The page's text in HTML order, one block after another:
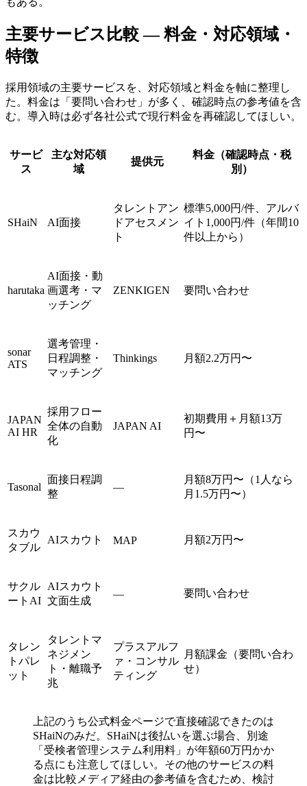
主要サービス比較 — 料金・対応領域・
特徴
採用領域の主要サービスを、対応領域と料金を軸に整理し
た。料金は「要問い合わせ」が多く、確認時点の参考値を含
む。導入時は必ず各社公式で現行料金を再確認してほしい。
サービ
ス
主な対応領
域
提供元
料金（確認時点・税
別）
SHaiN AI面接
タレントアン
ドアセスメン
ト
標準5,000円/件、アルバ
イト1,000円/件（年間10
件以上から）
harutaka
AI面接・動
画選考・マ
ッチング
ZENKIGEN 要問い合わせ
sonar
ATS
選考管理・
日程調整・
マッチング
Thinkings 月額2.2万円〜
JAPAN
AI HR
採用フロー
全体の自動
化
JAPAN AI
初期費用＋月額13万
円〜
Tasonal
面接日程調
整
—
月額8万円〜（1人なら
月1.5万円〜）
スカウ
タブル
AIスカウト MAP 月額2万円〜
サクル
ートAI
AIスカウト
文面生成
— 要問い合わせ
タレン
トパレ
ット
タレントマ
ネジメン
ト・離職予
兆
プラスアルフ
ァ・コンサル
ティング
月額課金（要問い合わ
せ）
上記のうち公式料金ページで直接確認できたのは
SHaiNのみだ。SHaiNは後払いを選ぶ場合、別途
「受検者管理システム利用料」が年額60万円かか
る点にも注意してほしい。その他のサービスの料
金は比較メディア経由の参考値を含むため、検討